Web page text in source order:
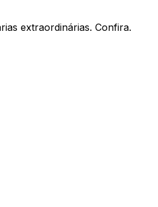
extraordinárias. Confira.